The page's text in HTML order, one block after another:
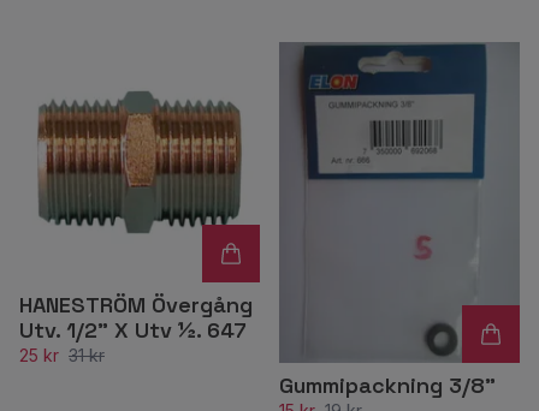
HANESTRÖM Övergång
Utv. 1/2" X Utv ½. 647
25 kr 31 kr
Gummipackning 3/8”